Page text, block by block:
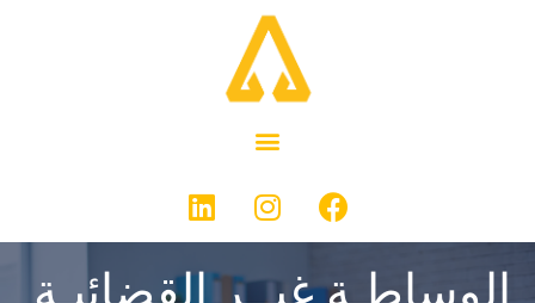
الوساطـة غيــر القضائيـة